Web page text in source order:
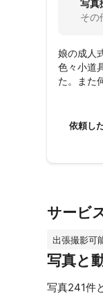
写真
その
娘の成人
色々小道
た。また
依頼し
サービ
出張撮影可
写真と
写真241件